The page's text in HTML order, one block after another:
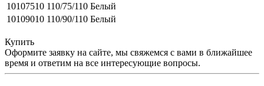
10107510 110/75/110 Белый
10109010 110/90/110 Белый
Купить
Оформите заявку на сайте, мы свяжемся с вами в ближайшее
время и ответим на все интересующие вопросы.